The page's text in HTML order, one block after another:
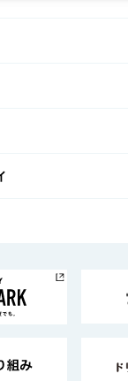
TOP
ル
バーズ大阪
ィTOP
えるサステナビ